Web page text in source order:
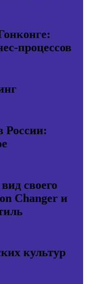
процессов
России:
своего
Changer и
культур